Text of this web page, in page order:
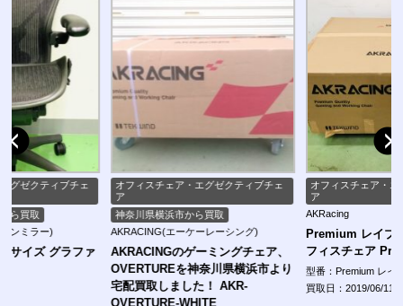
オフィスチェア・エグゼクティブチェ
神奈川県横浜市から買取
AKRACING(エーケーレーシング)
AKRACINGのゲーミングチェア、
OVERTUREを神奈川県横浜市より
宅配買取しました！ AKR-
OVERTURE-WHITE
オフィスチェア・エグゼクティブチェ
AKRacing
Premium レイブン AKRacing オ
フィスチェア Premium レイブン
型番：Premium レイブン
買取日：2019/06/11